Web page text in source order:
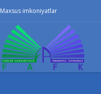
Maxsus imkoniyatlar